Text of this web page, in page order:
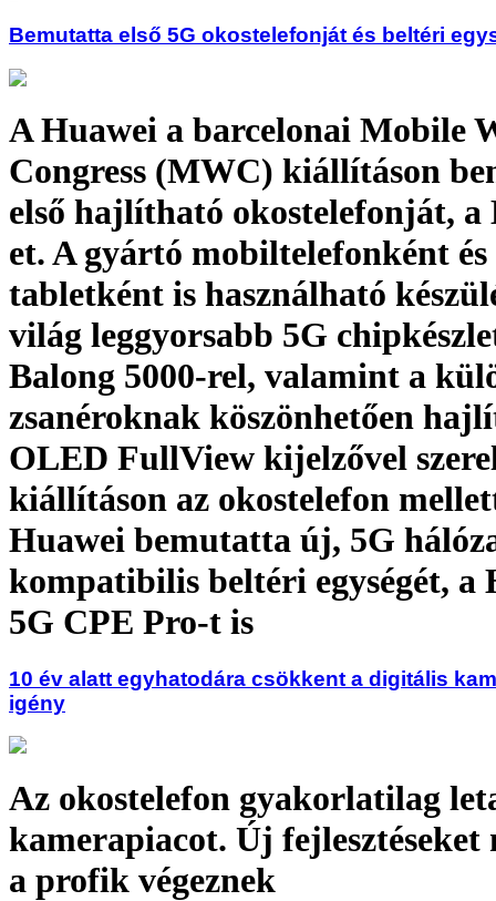
Bemutatta első 5G okostelefonját és beltéri
A Huawei a barcelonai Mobile
Congress (MWC) kiállításon
első hajlítható okostelefonját, a
et. A gyártó mobiltelefonként és
tabletként is használható
világ leggyorsabb 5G
Balong 5000-rel, valamint a
zsanéroknak köszönhetően
OLED FullView kijelzővel
kiállításon az okostelefon
Huawei bemutatta új, 5G
kompatibilis beltéri egységét, a
5G CPE Pro-t is
10 év alatt egyhatodára csökkent a digitális
igény
Az okostelefon gyakorlatilag
kamerapiacot. Új fejlesztéseket
a profik végeznek